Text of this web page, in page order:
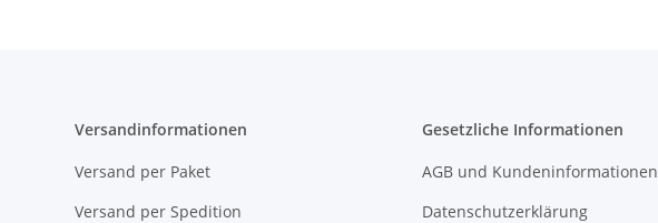
Versandinformationen
Versand per Paket
Versand per Spedition
Gesetzliche Informationen
AGB und Kundeninformationen
Datenschutzerklärung